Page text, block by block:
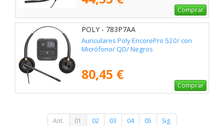
Comprar
POLY - 783P7AA
Auriculares Poly EncorePro 520/ con
Micrófono/ QD/ Negros
80,45 €
Comprar
Ant. 01 02 03 04 05 Sig.